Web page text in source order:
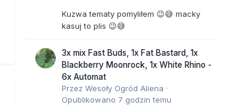
Kuzwa tematy pomyliłem 😉😅 macky
kasuj to plis 😉😅
3x mix Fast Buds, 1x Fat Bastard, 1x
Blackberry Moonrock, 1x White Rhino -
6x Automat
Przez Wesoły Ogród Aliena ·
Opublikowano 7 godzin temu